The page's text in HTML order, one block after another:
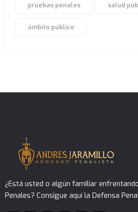
pruebas penales salud
ámbito público
¿Está usted o algún familiar
Penales? Consigue aquí la Defensa